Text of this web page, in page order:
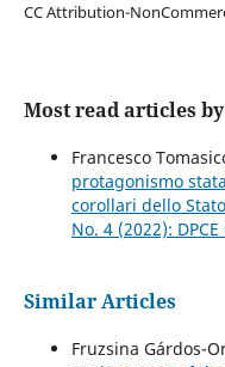
CC Attribution-
Most read articles
Francesco
protagonismo
corollari dello
No. 4 (2022):
Similar Articles
Fruzsina Gárdos-